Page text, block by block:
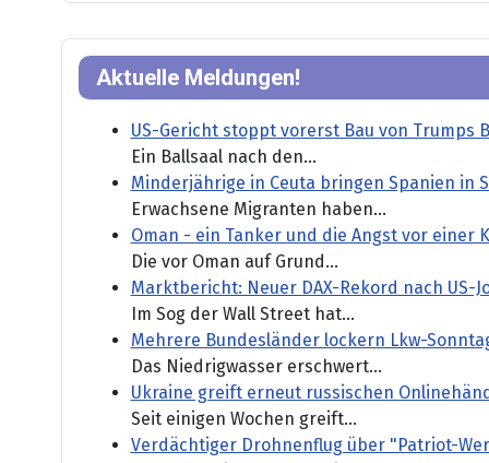
Aktuelle Meldungen!
US-Gericht stoppt vorerst Bau von Trumps
Ein Ballsaal nach den...
Minderjährige in Ceuta bringen Spanien in
Erwachsene Migranten haben...
Oman - ein Tanker und die Angst vor einer
Die vor Oman auf Grund...
Marktbericht: Neuer DAX-Rekord nach US-
Im Sog der Wall Street hat...
Mehrere Bundesländer lockern Lkw-
Das Niedrigwasser erschwert...
Ukraine greift erneut russischen
Seit einigen Wochen greift...
Verdächtiger Drohnenflug über "Patriot-